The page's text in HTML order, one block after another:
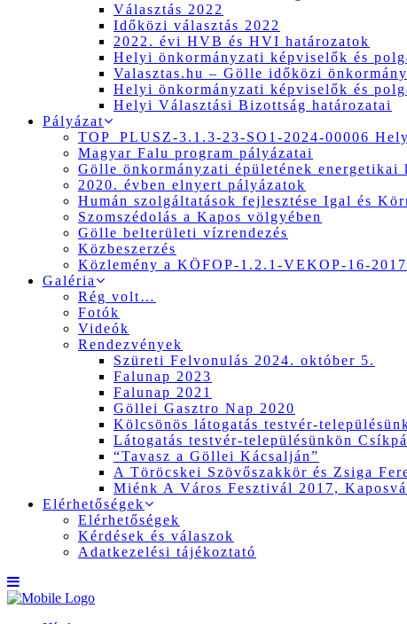
Választás 2022
Időközi választás 2022
2022. évi HVB és HVI határozatok
Helyi önkormányzati képviselők és
Valasztas.hu – Gölle időközi
Helyi önkormányzati képviselők és
Helyi Választási Bizottság határozatai
Pályázat
TOP_PLUSZ-3.1.3-23-SO1-2024-00006
Magyar Falu program pályázatai
Gölle önkormányzati épületének energetikai
2020. évben elnyert pályázatok
Humán szolgáltatások fejlesztése Igal és
Szomszédolás a Kapos völgyében
Gölle belterületi vízrendezés
Közbeszerzés
Közlemény a KÖFOP-1.2.1-VEKOP-16-
Galéria
Rég volt…
Fotók
Videók
Rendezvények
Szüreti Felvonulás 2024. október 5.
Falunap 2023
Falunap 2021
Göllei Gasztro Nap 2020
Kölcsönös látogatás testvér-
Látogatás testvér-településünkön
“Tavasz a Göllei Kácsalján”
A Töröcskei Szövőszakkör és Zsiga
Miénk A Város Fesztivál 2017,
Elérhetőségek
Elérhetőségek
Kérdések és válaszok
Adatkezelési tájékoztató